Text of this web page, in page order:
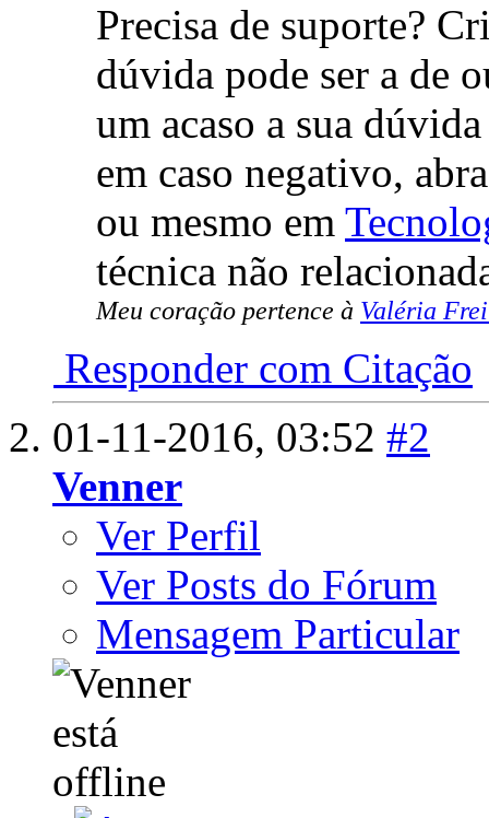
Precisa de suporte?
dúvida pode ser a de
um acaso a sua
em caso negativo,
ou mesmo em
técnica não
Meu coração pertence à Valéria
Responder com Citação
01-11-2016, 03:52 #2
Venner
Ver Perfil
Ver Posts do Fórum
Mensagem Particular